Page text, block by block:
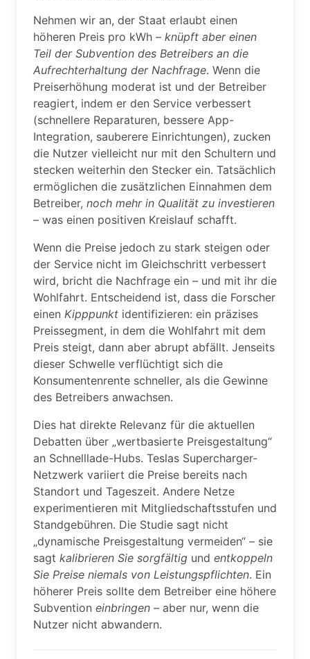
Nehmen wir an, der Staat erlaubt einen
höheren Preis pro kWh – knüpft aber einen
Teil der Subvention des Betreibers an die
Aufrechterhaltung der Nachfrage. Wenn die
Preiserhöhung moderat ist und der Betreiber
reagiert, indem er den Service verbessert
(schnellere Reparaturen, bessere App-
Integration, sauberere Einrichtungen), zucken
die Nutzer vielleicht nur mit den Schultern und
stecken weiterhin den Stecker ein. Tatsächlich
ermöglichen die zusätzlichen Einnahmen dem
Betreiber, noch mehr in Qualität zu investieren
– was einen positiven Kreislauf schafft.
Wenn die Preise jedoch zu stark steigen oder
der Service nicht im Gleichschritt verbessert
wird, bricht die Nachfrage ein – und mit ihr die
Wohlfahrt. Entscheidend ist, dass die Forscher
einen Kipppunkt identifizieren: ein präzises
Preissegment, in dem die Wohlfahrt mit dem
Preis steigt, dann aber abrupt abfällt. Jenseits
dieser Schwelle verflüchtigt sich die
Konsumentenrente schneller, als die Gewinne
des Betreibers anwachsen.
Dies hat direkte Relevanz für die aktuellen
Debatten über „wertbasierte Preisgestaltung“
an Schnelllade-Hubs. Teslas Supercharger-
Netzwerk variiert die Preise bereits nach
Standort und Tageszeit. Andere Netze
experimentieren mit Mitgliedschaftsstufen und
Standgebühren. Die Studie sagt nicht
„dynamische Preisgestaltung vermeiden“ – sie
sagt kalibrieren Sie sorgfältig und entkoppeln
Sie Preise niemals von Leistungspflichten. Ein
höherer Preis sollte dem Betreiber eine höhere
Subvention einbringen – aber nur, wenn die
Nutzer nicht abwandern.